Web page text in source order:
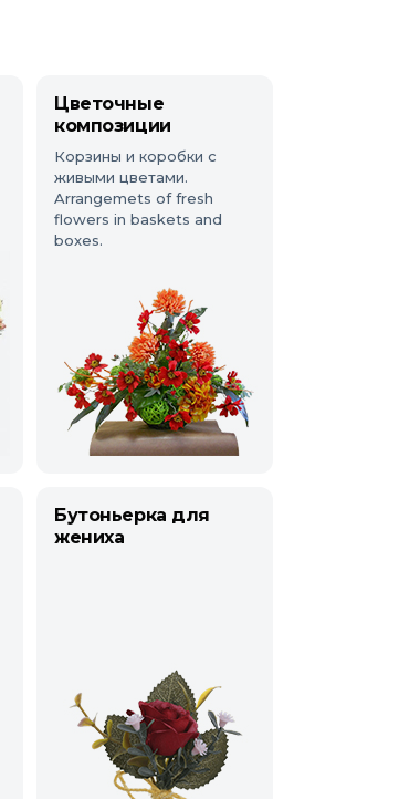
Цветочные
композиции
Корзины и коробки с
живыми цветами.
Arrangemets of fresh
flowers in baskets and
boxes.
Бутоньерка для
жениха